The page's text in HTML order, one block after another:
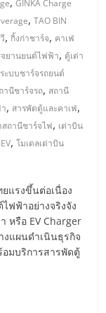
GINKA Charge
,TAO BIN
,กิ้งก่าชาร์จ, คาเฟ่
ยานยนต์ไฟฟ้า, ตู้เต่า
ระบบชาร์จรถยนต์
านีชาร์จรถ, สถานี
, สารพัดตู้และคาเฟ่,
สถานีชาร์จไฟ, เต่าบิน
,โมเดลเต่าบิน
แรงขึ้นต่อเนื่อง
ฟฟ้าอย่างจริงจัง
หรือ EV Charger
แผนดำเนินธุรกิจ
อมบริการสารพัดตู้